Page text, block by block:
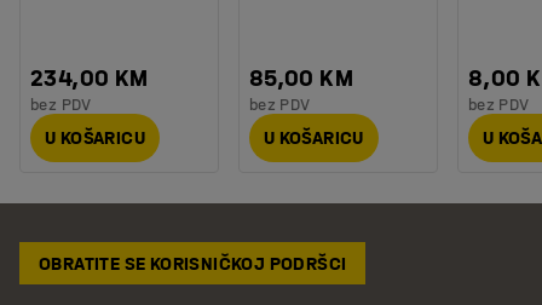
234,00 KM
bez PDV
U KOŠARICU
85,00 KM
bez PDV
U KOŠARICU
8,00
bez PDV
U
OBRATITE SE KORISNIČKOJ PODRŠCI